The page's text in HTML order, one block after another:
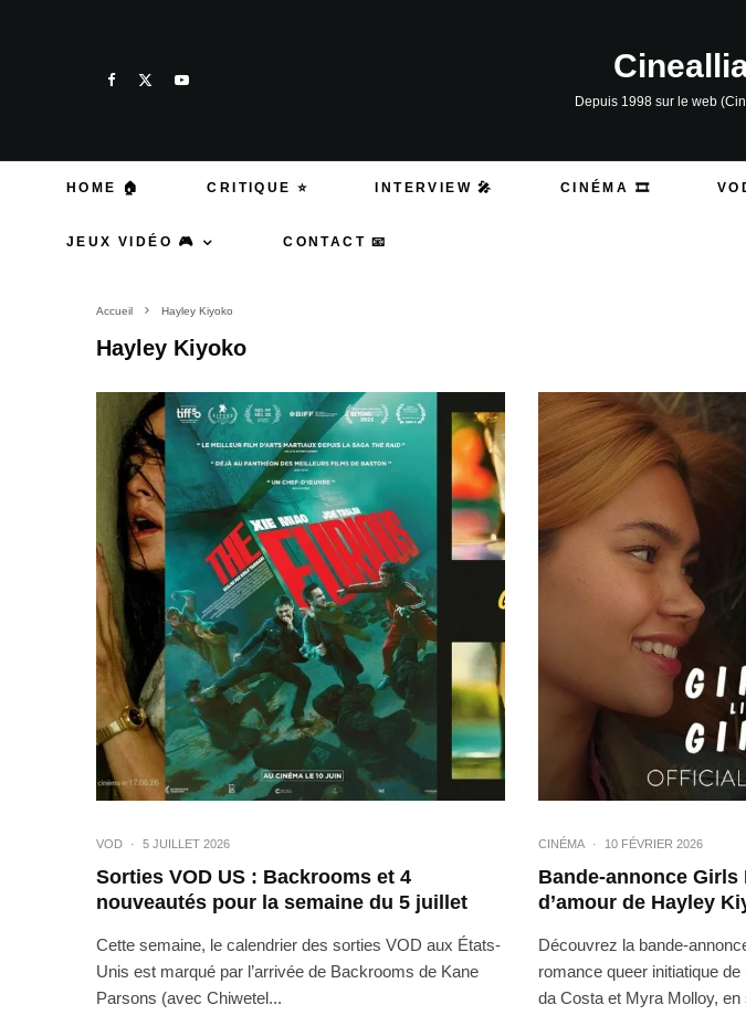
Depuis 1998 sur le web
HOME 🏠 CRITIQUE ⭐ INTERVIEW 🎤 CINÉMA 🎞️
JEUX VIDÉO 🎮 CONTACT 📧
Accueil Hayley Kiyoko
Hayley Kiyoko
VOD · 5 JUILLET 2026
Sorties VOD US : Backrooms et 4
nouveautés pour la semaine du 5 juillet
Cette semaine, le calendrier des sorties VOD aux États-
Unis est marqué par l’arrivée de Backrooms de Kane
Parsons (avec Chiwetel...
CINÉMA · 10 FÉVRIER 2026
Bande-annonce
d’amour de Hayley
Découvrez la bande-
romance queer initiatique
da Costa et Myra Molloy, en